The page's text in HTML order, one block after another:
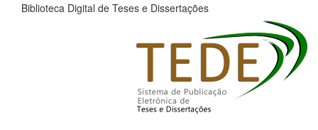
Biblioteca Digital de Teses e Dissertações